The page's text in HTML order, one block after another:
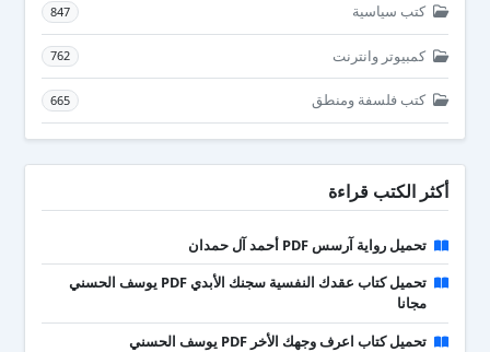
كتب سياسية 847
كمبيوتر وانترنت 762
كتب فلسفة ومنطق 665
أكثر الكتب قراءة
تحميل رواية آرسس PDF أحمد آل حمدان
تحميل كتاب عقدك النفسية سجنك الأبدي PDF يوسف الحسني
مجانا
تحميل كتاب اعرف وجهك الأخر PDF يوسف الحسني